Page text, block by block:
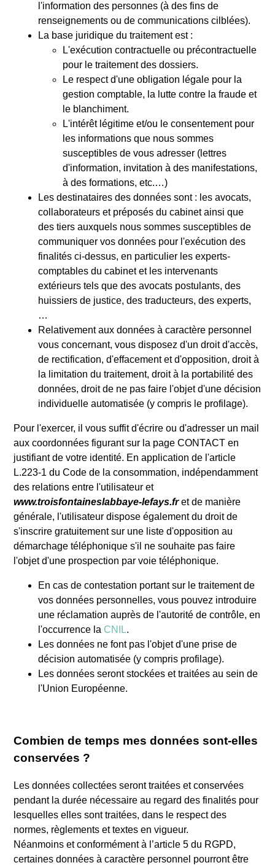
l'information des personnes (à des fins de
renseignements ou de communications cilblées).
La base juridique du traitement est :
L'exécution contractuelle ou précontractuelle
pour le traitement des dossiers.
Le respect d'une obligation légale pour la
gestion comptable, la lutte contre la fraude et
le blanchiment.
L'intérêt légitime et/ou le consentement pour
les informations que nous sommes
susceptibles de vous adresser (lettres
d'information, invitation à des manifestations,
à des formations, etc.…)
Les destinataires des données sont : les avocats,
collaborateurs et préposés du cabinet ainsi que
des tiers auxquels nous sommes susceptibles de
communiquer vos données pour l'exécution des
finalités ci-dessus, en particulier les experts-
comptables du cabinet et les intervenants
extérieurs tels que des avocats postulants, des
huissiers de justice, des traducteurs, des experts,
…
Relativement aux données à caractère personnel
vous concernant, vous disposez d'un droit d'accès,
de rectification, d'effacement et d'opposition, droit à
la limitation du traitement, droit à la portabilité des
données, droit de ne pas faire l'objet d'une décision
individuelle automatisée (y compris le profilage).
Pour l'exercer, il vous suffit d'écrire ou d'adresser un mail
aux coordonnées figurant sur la page CONTACT en
justifiant de votre identité. En application de l'article
L.223-1 du Code de la consommation, indépendamment
des relations entre l'utilisateur et
www.troisfontaineslabbaye-lefays.fret de manière
générale, l'utilisateur dispose également du droit de
s'inscrire gratuitement sur une liste d'opposition au
démarchage téléphonique s'il ne souhaite pas faire
l'objet d'une prospection par voie téléphonique.
En cas de contestation portant sur le traitement de
vos données personnelles, vous pouvez introduire
une réclamation auprès de l'autorité de contrôle, en
l'occurrence la CNIL.
Les données ne font pas l'objet d'une prise de
décision automatisée (y compris profilage).
Les données seront stockées et traitées au sein de
l'Union Européenne.
Combien de temps mes données sont-elles
conservées ?
Les données collectées seront traitées et conservées
pendant la durée nécessaire au regard des finalités pour
lesquelles elles sont traitées, dans le respect des
normes, règlements et textes en vigueur.
Néanmoins et conformément à l’article 5 du RGPD,
certaines données à caractère personnel pourront être